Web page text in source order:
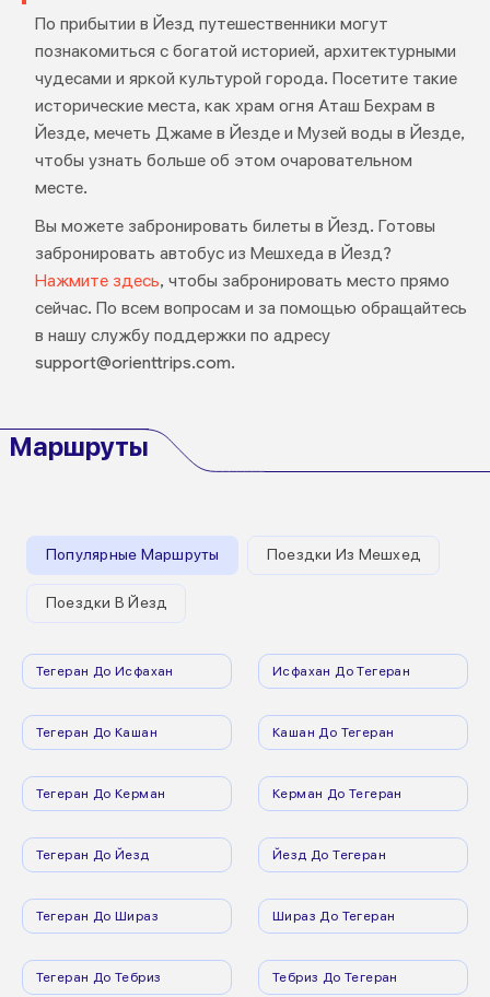
По прибытии в Йезд путешественники могут
познакомиться с богатой историей, архитектурными
чудесами и яркой культурой города. Посетите такие
исторические места, как храм огня Аташ Бехрам в
Йезде, мечеть Джаме в Йезде и Музей воды в Йезде,
чтобы узнать больше об этом очаровательном
месте.
Вы можете забронировать билеты в Йезд. Готовы
забронировать автобус из Мешхеда в Йезд?
Нажмите здесь, чтобы забронировать место прямо
сейчас. По всем вопросам и за помощью обращайтесь
в нашу службу поддержки по адресу
support@orienttrips.com.
Маршруты
Популярные Маршруты Поездки Из Мешхед
Поездки В Йезд
Тегеран До Исфахан Исфахан До Тегеран
Тегеран До Кашан Кашан До Тегеран
Тегеран До Керман Керман До Тегеран
Тегеран До Йезд Йезд До Тегеран
Тегеран До Шираз Шираз До Тегеран
Тегеран До Тебриз Тебриз До Тегеран